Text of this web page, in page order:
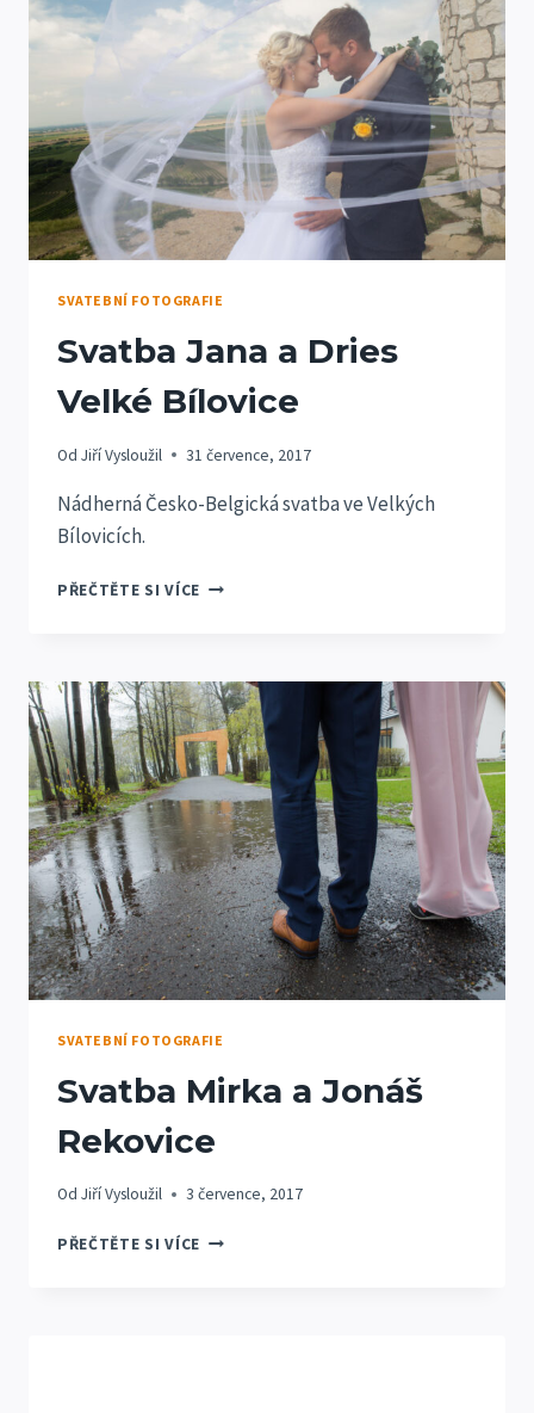
SVATEBNÍ FOTOGRAFIE
Svatba Jana a Dries
Velké Bílovice
Od Jiří Vysloužil 31 července, 2017
Nádherná Česko-Belgická svatba ve Velkých
Bílovicích.
PŘEČTĚTE SI VÍCESVATBA
VELKÉ
BÍLOVICE
SVATEBNÍ FOTOGRAFIE
Svatba Mirka a Jonáš
Rekovice
Od Jiří Vysloužil 3 července, 2017
PŘEČTĚTE SI VÍCESVATBA